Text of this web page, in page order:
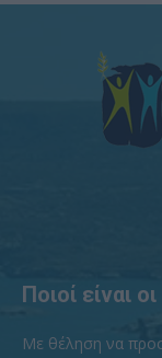
Ποιοί είναι
Με θέληση να